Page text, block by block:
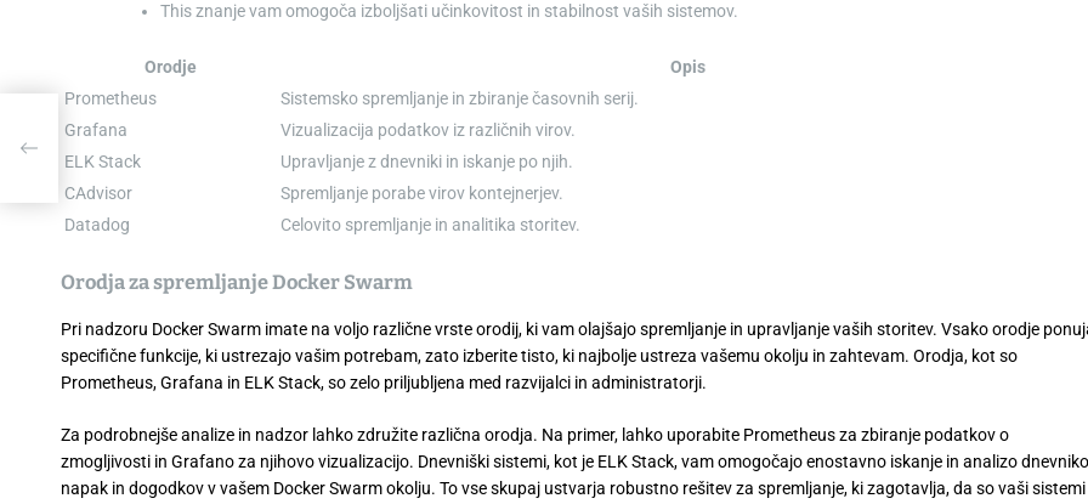
This znanje vam omogoča izboljšati učinkovitost in stabilnost vaših sistemov.
Orodje
Opis
Prometheus
Sistemsko spremljanje in zbiranje časovnih serij.
Grafana
Vizualizacija podatkov iz različnih virov.
ELK Stack
Upravljanje z dnevniki in iskanje po njih.
CAdvisor
Spremljanje porabe virov kontejnerjev.
Datadog
Celovito spremljanje in analitika storitev.
Orodja za spremljanje Docker Swarm
Pri nadzoru Docker Swarm imate na voljo različne vrste orodij, ki vam olajšajo spremljanje in upravljanje vaših storitev. Vsako orodje
specifične funkcije, ki ustrezajo vašim potrebam, zato izberite tisto, ki najbolje ustreza vašemu okolju in zahtevam. Orodja, kot so
Prometheus, Grafana in ELK Stack, so zelo priljubljena med razvijalci in administratorji.
Za podrobnejše analize in nadzor lahko združite različna orodja. Na primer, lahko uporabite Prometheus za zbiranje podatkov o
zmogljivosti in Grafano za njihovo vizualizacijo. Dnevniški sistemi, kot je ELK Stack, vam omogočajo enostavno iskanje in analizo
napak in dogodkov v vašem Docker Swarm okolju. To vse skupaj ustvarja robustno rešitev za spremljanje, ki zagotavlja, da so vaši sistemi